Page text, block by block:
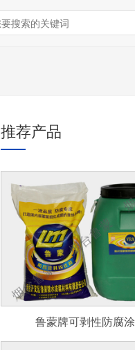
推荐产品
鲁蒙牌可剥性防腐